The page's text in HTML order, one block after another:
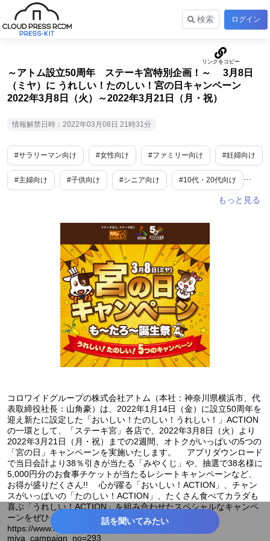
検索 ログイン
～アトム設立50周年 ステーキ宮特別企画！～ 3月8日
（ミヤ）に うれしい！たのしい！宮の日キャンペーン
2022年3月8日（火）～2022年3月21日（月・祝）
情報解禁日時：2022年03月08日 21時31分
#サラリーマン向け #女性向け #ファミリー向け #妊婦向け
#主婦向け #子供向け #シニア向け #10代・20代向け
#期間限定
コロワイドグループの株式会社アトム（本社：神奈川県横浜市、代
表取締役社長：山角豪）は、2022年1月14日（金）に設立50周年を
迎え新たに設定した「おいしい！たのしい！うれしい！」ACTION
の一環として、「ステーキ宮」各店で、2022年3月8日（火）より
2022年3月21日（月・祝）までの2週間、オトクがいっぱいの5つの
「宮の日」キャンペーンを実施いたします。 アプリダウンロード
で当日会計より38％引きが当たる「みやくじ」や、抽選で38名様に
5,000円分のお食事チケットが当たるレシートキャンペーンなど、
お得が盛りだくさん!! 心が躍る「おいしい！ACTION」、チャン
スがいっぱいの「たのしい！ACTION」、たくさん食べてカラダも
喜ぶ「うれしい！ACTION」を組み合わせたスペシャルなキャンペ
ーンをぜひ、ご堪能ください。 キャンペーンURL：
https://www.miya.com/campaign/detail.php?
miya_campaign_no=293
話を聞いてみたい